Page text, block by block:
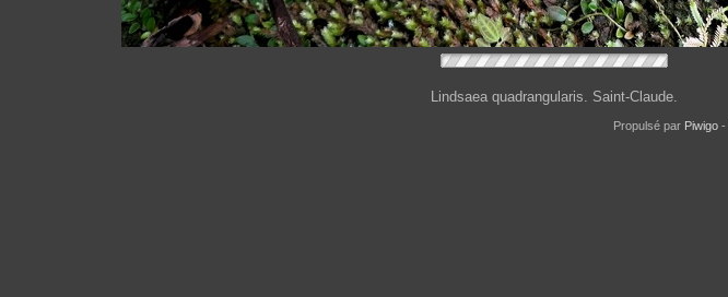
Lindsaea quadrangularis. Saint-Claude.
Propulsé par Piwigo -